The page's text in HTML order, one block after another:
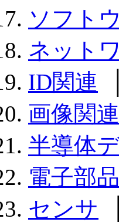
ソフト
ネット
ID関連
画像関
半導体
電子部品
センサ